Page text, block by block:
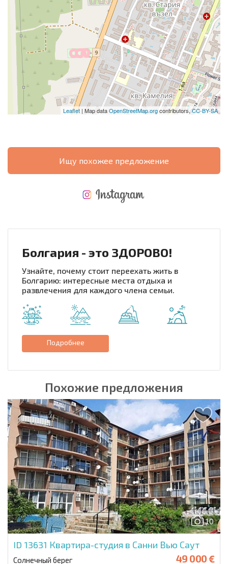
Leaflet | Map dataOpenStreetMap.orgcontributors,CC-BY-SA
Ищу похожее предложение
Болгария - это ЗДОРОВО!
Узнайте, почему стоит переехать жить в
Болгарию: интересные места отдыха и
развлечения для каждого члена семьи.
Подробнее
Похожие предложения
10
ID 13631 Квартира-студия в Санни Вью Саут
Солнечный берег 49 000 €